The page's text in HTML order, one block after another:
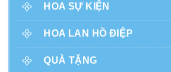
HOA SỰ KIỆN
HOA LAN HỒ ĐIỆP
QUÀ TẶNG